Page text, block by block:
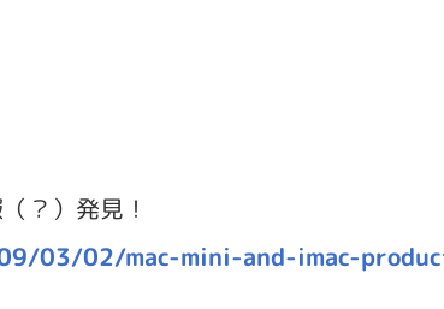
？）発見！
03/02/mac-mini-and-imac-